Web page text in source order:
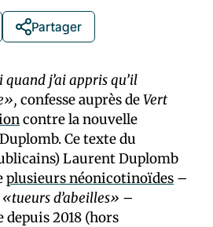
Partager
quand j’ai appris qu’il
confesse auprès deVert
contre la nouvelle
Ce texte du
Laurent Duplomb
plusieurs néonicotinoïdes –
«tueurs d’abeilles» –
2018 (hors